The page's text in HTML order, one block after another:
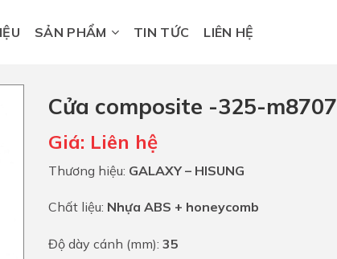
SẢN PHẨM TIN TỨC LIÊN HỆ
Cửa composite -325-m8707
Giá: Liên hệ
Thương hiệu: GALAXY – HISUNG
Chất liệu: Nhựa ABS + honeycomb
Độ dày cánh (mm): 35